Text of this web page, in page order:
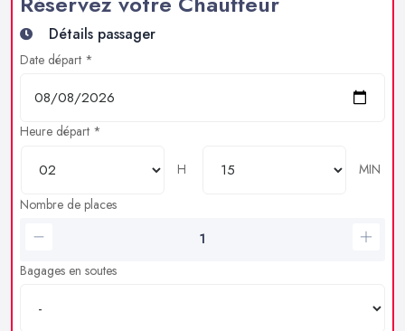
Détails passager
Date départ *
Heure départ *
H
MIN
Nombre de places
Bagages en soutes